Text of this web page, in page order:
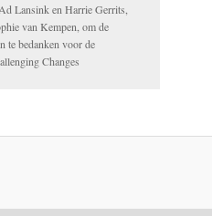
Lansink en Harrie Gerrits,
van Kempen, om de
te bedanken voor de
Changes